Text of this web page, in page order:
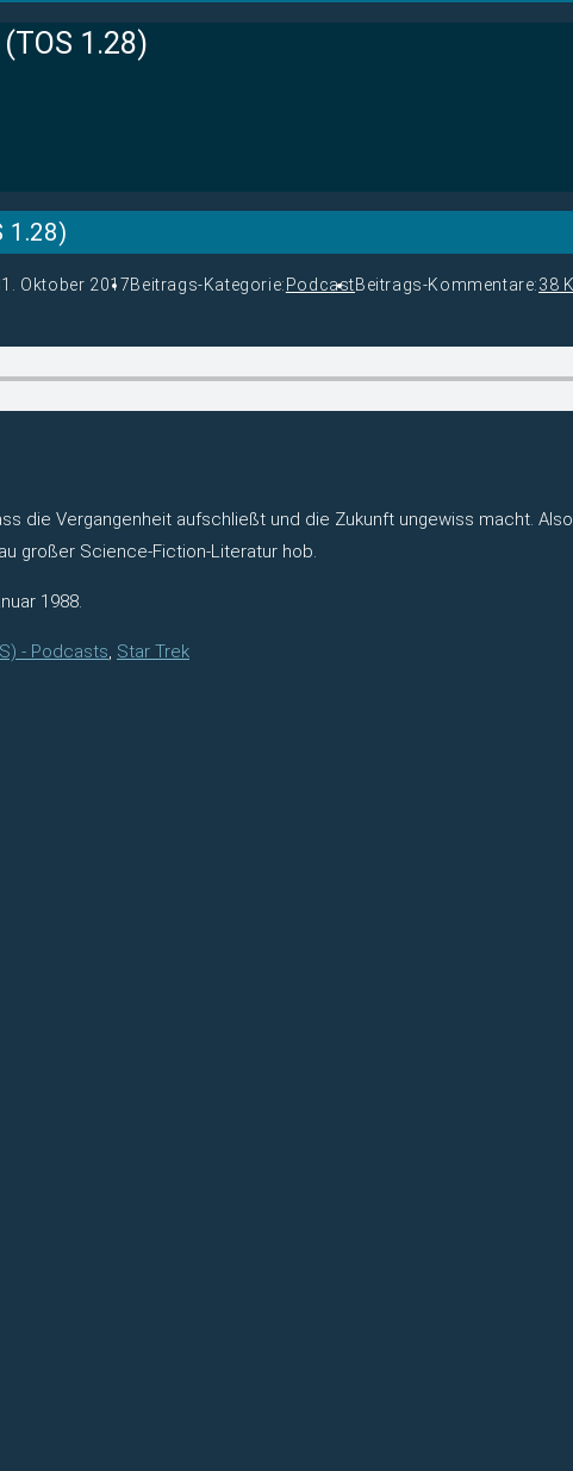
1.28)
1.28)
Oktober 2017Beitrags-Kategorie: PodcastBeitrags-Kommentare:38
die Vergangenheit aufschließt und die Zukunft ungewiss macht.
großer Science-Fiction-Literatur hob.
1988.
- Podcasts, Star Trek